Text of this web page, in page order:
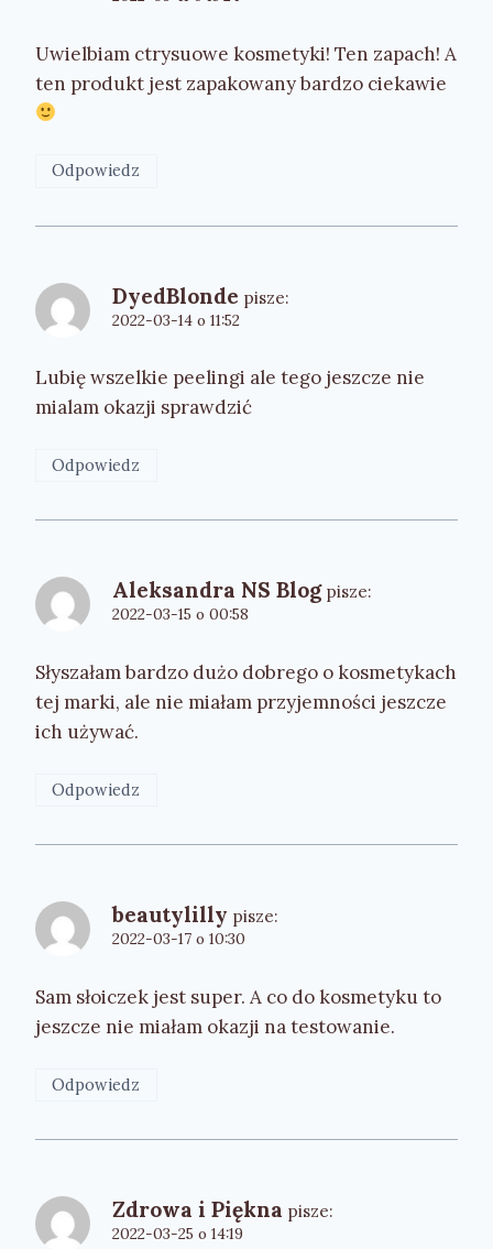
Uwielbiam ctrysuowe kosmetyki! Ten zapach! A
ten produkt jest zapakowany bardzo ciekawie
Odpowiedz
DyedBlonde pisze:
2022-03-14 o 11:52
Lubię wszelkie peelingi ale tego jeszcze nie
mialam okazji sprawdzić
Odpowiedz
Aleksandra NS Blog pisze:
2022-03-15 o 00:58
Słyszałam bardzo dużo dobrego o kosmetykach
tej marki, ale nie miałam przyjemności jeszcze
ich używać.
Odpowiedz
beautylilly pisze:
2022-03-17 o 10:30
Sam słoiczek jest super. A co do kosmetyku to
jeszcze nie miałam okazji na testowanie.
Odpowiedz
Zdrowa i Piękna pisze:
2022-03-25 o 14:19